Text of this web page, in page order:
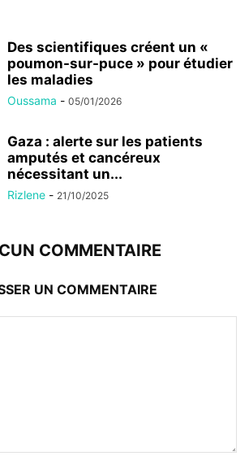
Des scientifiques créent un «
poumon-sur-puce » pour étudier
les maladies
Oussama - 05/01/2026
Gaza : alerte sur les patients
amputés et cancéreux
nécessitant un...
Rizlene - 21/10/2025
COMMENTAIRE
UN COMMENTAIRE